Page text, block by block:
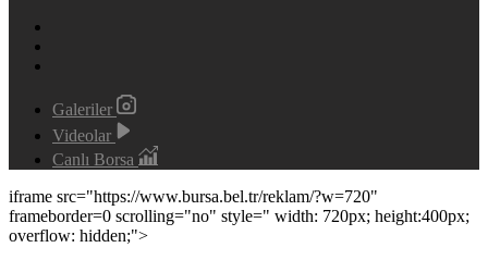
Galeriler
Videolar
Canlı Borsa
iframe src="https://www.bursa.bel.tr/reklam/?w=720"
frameborder=0 scrolling="no" style=" width: 720px; height:400px;
overflow: hidden;">